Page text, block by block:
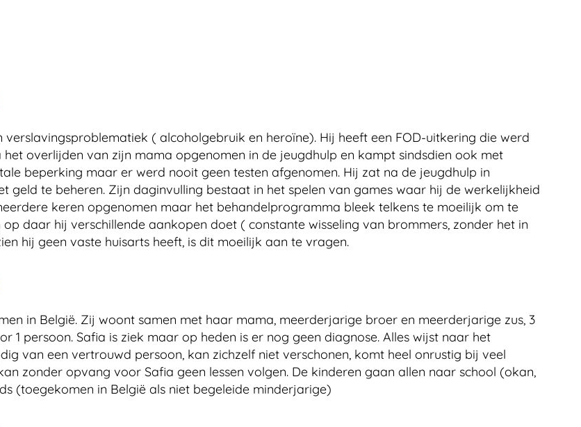
( alcoholgebruik en heroïne). Hij heeft een FOD-uitkering die werd
overlijden van zijn mama opgenomen in de jeugdhulp en kampt sindsdien ook met
beperking maar er werd nooit geen testen afgenomen. Hij zat na de jeugdhulp in
geld te beheren. Zijn daginvulling bestaat in het spelen van games waar hij de werkelijkheid
keren opgenomen maar het behandelprogramma bleek telkens te moeilijk om te
daar hij verschillende aankopen doet ( constante wisseling van brommers, zonder het in
hij geen vaste huisarts heeft, is dit moeilijk aan te vragen.
in België. Zij woont samen met haar mama, meerderjarige broer en meerderjarige zus, 3
1 persoon. Safia is ziek maar op heden is er nog geen diagnose. Alles wijst naar het
van een vertrouwd persoon, kan zichzelf niet verschonen, komt heel onrustig bij veel
zonder opvang voor Safia geen lessen volgen. De kinderen gaan allen naar school (okan,
(toegekomen in België als niet begeleide minderjarige)